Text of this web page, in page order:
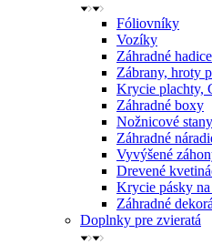
Fóliovníky
Vozíky
Záhradné
Zábrany, hroty
Krycie plachty,
Záhradné boxy
Nožnicové stany
Záhradné
Vyvýšené
Drevené
Krycie pásky
Záhradné
Doplnky pre zvieratá